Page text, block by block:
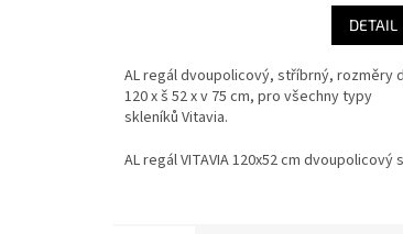
DETAIL
AL regál dvoupolicový, stříbrný, rozměry d
120 x š 52 x v 75 cm, pro všechny typy
skleníků Vitavia.
AL regál VITAVIA 120x52 cm dvoupolicový